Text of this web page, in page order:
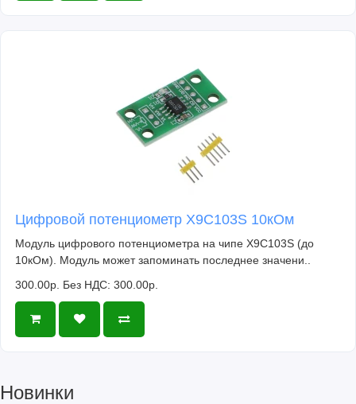
Цифровой потенциометр X9C103S 10кОм
Модуль цифрового потенциометра на чипе X9C103S (до
10кОм). Модуль может запоминать последнее значени..
300.00р. Без НДС: 300.00р.
Новинки